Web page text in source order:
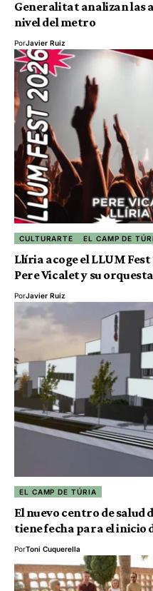
Generalitat analizan las
nivel del metro
PorJavier Ruiz
CULTURARTE EL CAMP DE
Llíria acoge el LLUM
Pere Vicalet y su orquesta
PorJavier Ruiz
EL CAMP DE TÚRIA
El nuevo centro de salud
tiene fecha para el inicio
PorToni Cuquerella